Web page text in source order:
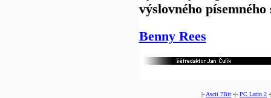
výslovného písemného
Benny Rees
|- Ascii 7Bit -|- PC Latin 2